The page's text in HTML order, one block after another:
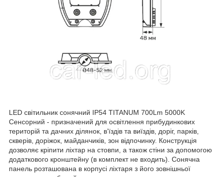
LED світильник сонячний IP54 TITANUM 700Lm 5000K
Сенсорний - призначений для освітлення прибудинкових
територій та дачних ділянок, в’їздів та виїздів, доріг, парків,
скверів, доріжок, майданчиків, зон відпочинку. Конструкція
дозволяє кріпити ліхтар на стовпи, а також стіни за допомогою
додаткового кронштейну (в комплект не входить). Сонячна
панель розташована в корпусі ліхтаря з його зовнішньої